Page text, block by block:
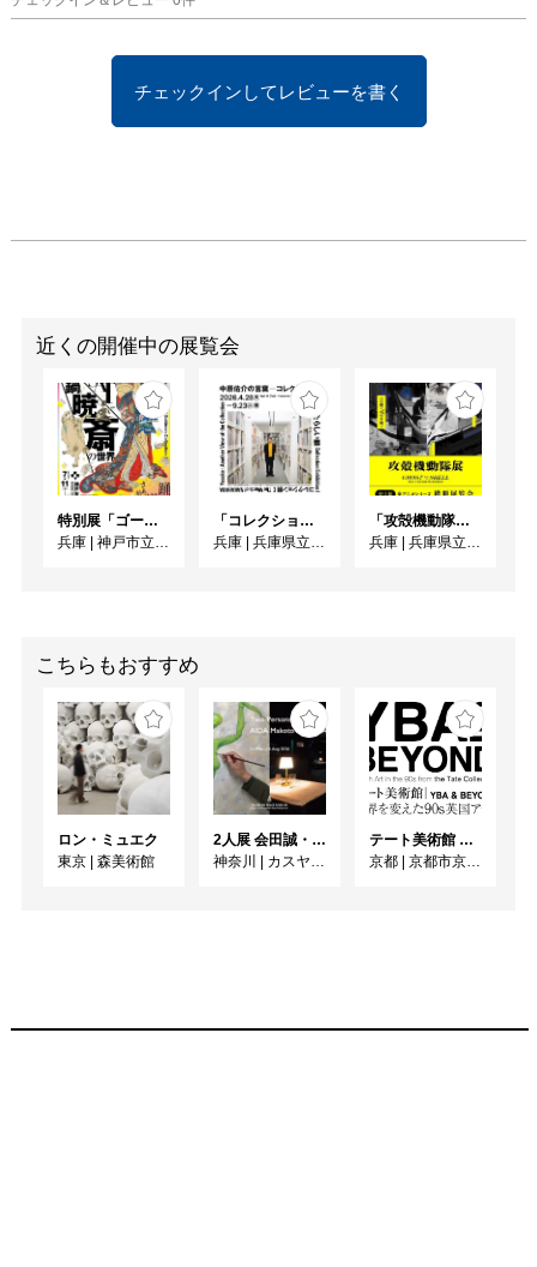
チェックインしてレビューを書く
近くの開催中の展覧会
特別展「ゴールドマン コレクション 河鍋暁斎の世界」
兵庫 | 神戸市立博物館
「コレクション展Ⅰ 中原佑介の言葉－コレクションを見るあたらしい眼」
兵庫 | 兵庫県立美術館
「攻殻機動隊展Ghost and the Shell」関西巡回展
兵庫 | 兵庫県立美術館
こちらもおすすめ
ロン・ミュエク
東京 | 森美術館
2人展 会田誠・岡田裕子
神奈川
| カスヤの森現代美術館
テート美術館 ― YBA & BEYOND 世界を変えた90s英国アート
京都 | 京都市京セラ美術館